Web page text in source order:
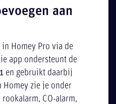
aan
in Homey Pro via de
app ondersteunt de
en gebruikt daarbij
Homey zie je onder
CO-alarm,